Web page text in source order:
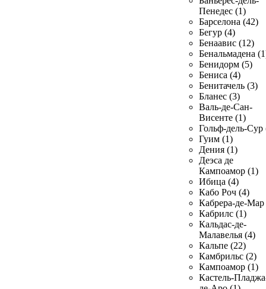
Пенедес (1)
Барселона (42)
Бегур (4)
Бенаавис (12)
Бенальмадена
Бенидорм (5)
Бениса (4)
Бенитачель (3)
Бланес (3)
Валь-де-Сан-
Висенте (1)
Гольф-дель-Сур
Гуим (1)
Дения (1)
Деэса де
Кампоамор (1)
Ибица (4)
Кабо Роч (4)
Кабрера-де-Мар
Кабрилс (1)
Кальдас-де-
Малавелья (4)
Кальпе (22)
Камбрильс (2)
Кампоамор (1)
Кастель-